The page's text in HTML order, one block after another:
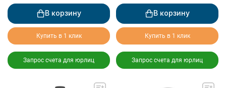
В корзину
Купить в 1 клик
Запрос счета для юрлиц
В корзину
Купить в 1 клик
Запрос счета для юрлиц